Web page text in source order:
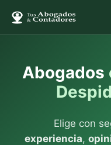
Abogados
Elige con
experiencia,